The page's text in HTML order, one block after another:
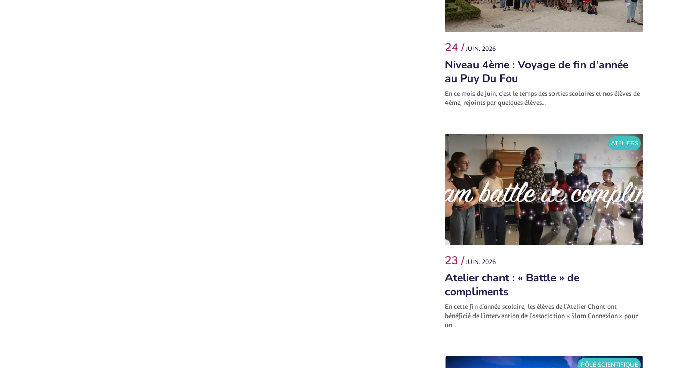
24 /JUIN. 2026
Niveau 4ème : Voyage de fin d’année
au Puy Du Fou
En ce mois de Juin, c’est le temps des sorties scolaires et nos élèves de
4ème, rejoints par quelques élèves…
ATELIERS
23 /JUIN. 2026
Atelier chant : « Battle » de
compliments
En cette fin d’année scolaire, les élèves de l’Atelier Chant ont
bénéficié de l’intervention de l’association « Slam Connexion » pour
un…
PÔLE SCIENTIFIQUE